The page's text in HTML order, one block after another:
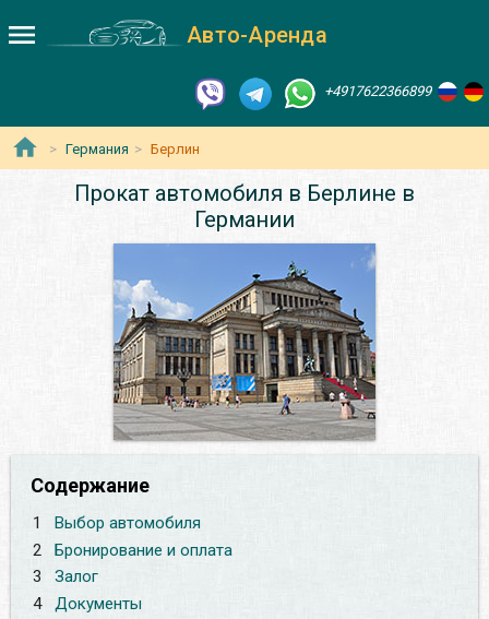
Авто-Аренда
+4917622366899
Германия Берлин
Прокат автомобиля в Берлине в
Германии
Содержание
1
Выбор автомобиля
2
Бронирование и оплата
3
Залог
4
Документы